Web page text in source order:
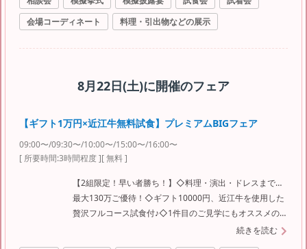
会場コーディネート
料理・引出物などの展示
8月22日(土)に開催のフェア
【ギフト1万円×近江牛無料試食】プレミアムBIGフェア
09:00〜/09:30〜/10:00〜/15:00〜/16:00〜
[ 所要時間:3時間程度][ 無料 ]
【2組限定！早い者勝ち！】◇料理・演出・ドレスまで…
最大130万ご優待！◇ギフト10000円、近江牛を使用した
贅沢フルコース試食付♪◇1件目のご見学にもオススメの
続きを読む